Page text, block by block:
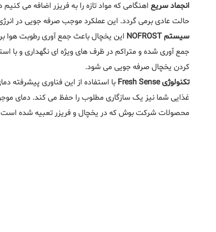
انجماد سریع اهنگامی که مواد تازه را به فریزر اضافه می
حالت عادی برمی گردد. این عملکرد موجب صرفه جویی در
سیستم NOFROST
این یخچال باعث جمع آوری رطوبت هوا
جمع آوری شده و متراکم در ظرف های ویژه ای نگهداری و با
کردن یخچال صرفه جویی می شود.
تکنولوژی Fresh Sense
با استفاده از این فناوری پیشرفته
غذایی شما نیز یک سازگاری مطلوب را حفظ می کند. دمای
محصولات شرکت بوش که در یخچال و فریزر تعبیه شده است